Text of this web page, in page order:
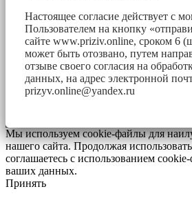
Настоящее согласие действует с
Пользователем на кнопку
сайте www.priziv.online, сроком 6
может быть отозвано, путем
отзыве своего согласия на
данных, на адрес электронной
prizyv.online@yandex.ru
Мы используем cookie-файлы для
нашего сайта. Продолжая
соглашаетесь с использованием
ваших данных.
Принять